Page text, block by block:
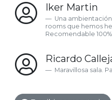
Iker Martin
Una
rooms que hemos
Recomendable 100%
Ricardo
Maravillosa sala.